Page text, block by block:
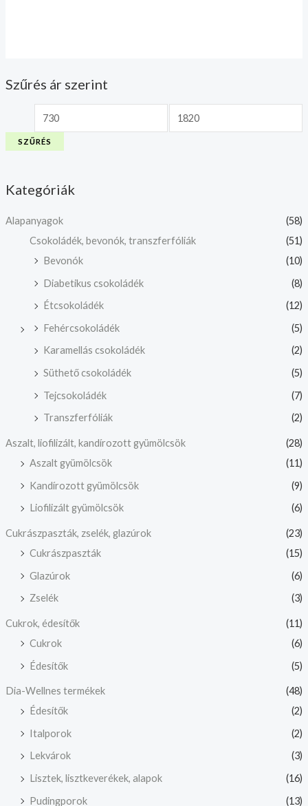
Szűrés ár szerint
SZŰRÉS
Kategóriák
Alapanyagok
(58)
Csokoládék, bevonók, transzferfóliák
(51)
Bevonók
(10)
Diabetikus csokoládék
(8)
Étcsokoládék
(12)
Fehércsokoládék
(5)
Karamellás csokoládék
(2)
Süthető csokoládék
(5)
Tejcsokoládék
(7)
Transzferfóliák
(2)
Aszalt, liofilizált, kandírozott gyümölcsök
(28)
Aszalt gyümölcsök
(11)
Kandírozott gyümölcsök
(9)
Liofilizált gyümölcsök
(6)
Cukrászpaszták, zselék, glazúrok
(23)
Cukrászpaszták
(15)
Glazúrok
(6)
Zselék
(3)
Cukrok, édesítők
(11)
Cukrok
(6)
Édesítők
(5)
Dia-Wellnes termékek
(48)
Édesítők
(2)
Italporok
(2)
Lekvárok
(3)
Lisztek, lisztkeverékek, alapok
(16)
Pudingporok
(13)